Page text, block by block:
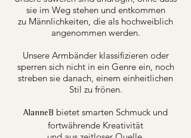
sie im Weg stehen und entkommen
zu Männlichkeiten, die als hochweiblich
angenommen werden.
Unsere Armbänder klassifizieren oder
sperren sich nicht in ein Genre ein, noch
streben sie danach, einem einheitlichen
Stil zu frönen.
AlanneB bietet smarten Schmuck und
fortwährende Kreativität